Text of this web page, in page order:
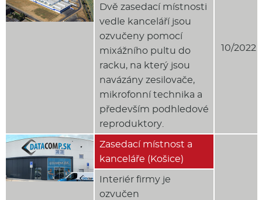
10/2022
Dvě zasedací místnosti
vedle kanceláří jsou
ozvučeny pomocí
mixážního pultu do
racku, na který jsou
navázány zesilovače,
mikrofonní technika a
především podhledové
reproduktory.
Zasedací místnost a
kanceláře (Košice)
Interiér firmy je
ozvučen